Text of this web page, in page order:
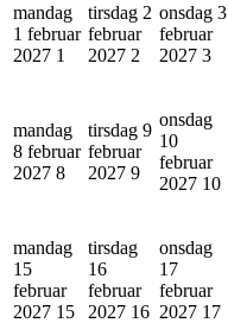
mandag
1 februar
2027 1
tirsdag 2
februar
2027 2
onsdag 3
februar
2027 3
mandag
8 februar
2027 8
tirsdag 9
februar
2027 9
onsdag
10
februar
2027 10
mandag
15
februar
2027 15
tirsdag
16
februar
2027 16
onsdag
17
februar
2027 17